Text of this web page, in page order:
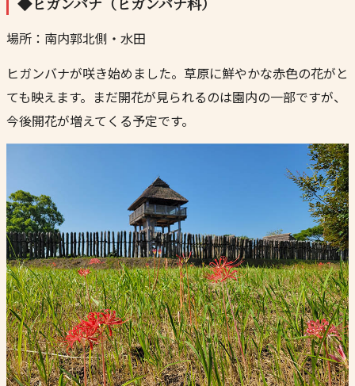
場所：南内郭北側・水田
ヒガンバナが咲き始めました。草原に鮮やかな赤色の花がと
ても映えます。まだ開花が見られるのは園内の一部ですが、
今後開花が増えてくる予定です。